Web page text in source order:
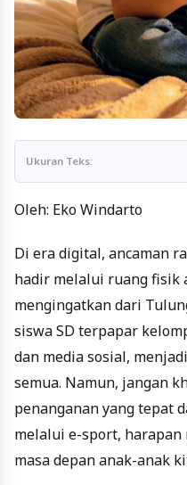
Ukuran Teks:
Oleh: Eko Windarto
Di era digital, ancaman
hadir melalui ruang fisik
mengingatkan dari
siswa SD terpapar
dan media sosial,
semua. Namun, jangan
penanganan yang tepat
melalui e-sport,
masa depan anak-anak